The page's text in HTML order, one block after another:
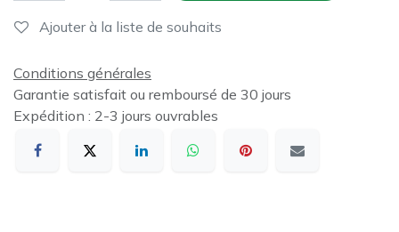
Ajouter à la liste de souhaits
Conditions générales
Garantie satisfait ou remboursé de 30 jours
Expédition : 2-3 jours ouvrables